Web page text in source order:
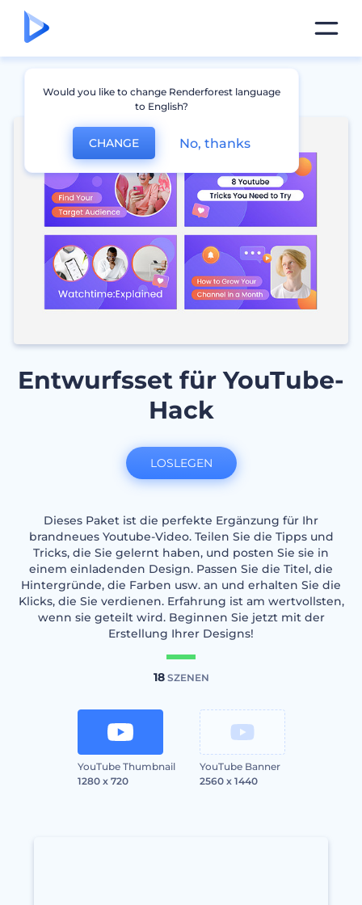
Entwurfsset für YouTube-
Hack
Dieses Paket ist die perfekte Ergänzung für Ihr
brandneues Youtube-Video. Teilen Sie die Tipps und
Tricks, die Sie gelernt haben, und posten Sie sie in
einem einladenden Design. Passen Sie die Titel, die
Hintergründe, die Farben usw. an und erhalten Sie die
Klicks, die Sie verdienen. Erfahrung ist am wertvollsten,
wenn sie geteilt wird. Beginnen Sie jetzt mit der
Erstellung Ihrer Designs!
18SZENEN
YouTube Thumbnail
1280 x 720
YouTube Banner
2560 x 1440
LOSLEGEN
Would you like to change Renderforest language
to English?
CHANGE No, thanks